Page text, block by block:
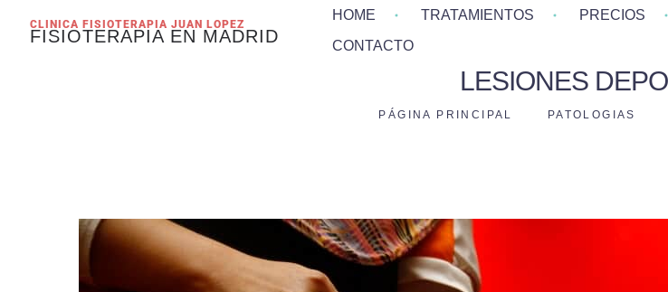
CLINICA FISIOTERAPIA JUAN LOPEZ
FISIOTERAPIA EN MADRID
HOME TRATAMIENTOS PRECIOS
CONTACTO
LESIONES
PÁGINA PRINCIPAL PATOLOGIAS